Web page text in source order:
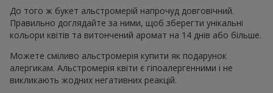
До того ж букет альстромерій напрочуд довговічний.
Правильно доглядайте за ними, щоб зберегти унікальні
кольори квітів та витончений аромат на 14 днів або більше.
Можете сміливо альстромерія купити як подарунок
алергикам. Альстромерія квіти є гіпоалергенними і не
викликають жодних негативних реакцій.